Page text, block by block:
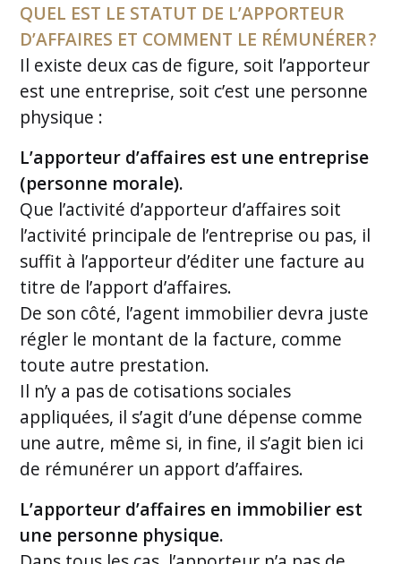
QUEL EST LE STATUT DE L’APPORTEUR
D’AFFAIRES ET COMMENT LE RÉMUNÉRER ?
Il existe deux cas de figure, soit l’apporteur
est une entreprise, soit c’est une personne
physique :
L’apporteur d’affaires est une entreprise
(personne morale).
Que l’activité d’apporteur d’affaires soit
l’activité principale de l’entreprise ou pas, il
suffit à l’apporteur d’éditer une facture au
titre de l’apport d’affaires.
De son côté, l’agent immobilier devra juste
régler le montant de la facture, comme
toute autre prestation.
Il n’y a pas de cotisations sociales
appliquées, il s’agit d’une dépense comme
une autre, même si, in fine, il s’agit bien ici
de rémunérer un apport d’affaires.
L’apporteur d’affaires en immobilier est
une personne physique.